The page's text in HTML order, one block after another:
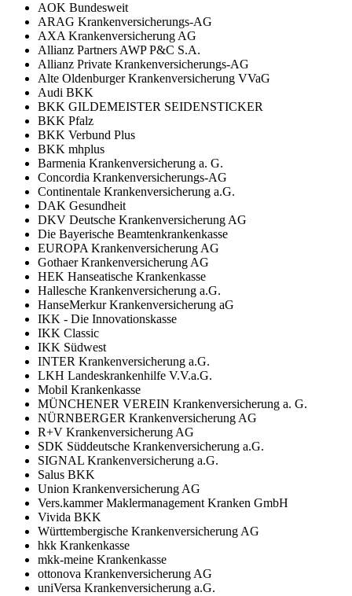
AOK Bundesweit
ARAG Krankenversicherungs-AG
AXA Krankenversicherung AG
Allianz Partners AWP P&C S.A.
Allianz Private Krankenversicherungs-AG
Alte Oldenburger Krankenversicherung VVaG
Audi BKK
BKK GILDEMEISTER SEIDENSTICKER
BKK Pfalz
BKK Verbund Plus
BKK mhplus
Barmenia Krankenversicherung a. G.
Concordia Krankenversicherungs-AG
Continentale Krankenversicherung a.G.
DAK Gesundheit
DKV Deutsche Krankenversicherung AG
Die Bayerische Beamtenkrankenkasse
EUROPA Krankenversicherung AG
Gothaer Krankenversicherung AG
HEK Hanseatische Krankenkasse
Hallesche Krankenversicherung a.G.
HanseMerkur Krankenversicherung aG
IKK - Die Innovationskasse
IKK Classic
IKK Südwest
INTER Krankenversicherung a.G.
LKH Landeskrankenhilfe V.V.a.G.
Mobil Krankenkasse
MÜNCHENER VEREIN Krankenversicherung a. G.
NÜRNBERGER Krankenversicherung AG
R+V Krankenversicherung AG
SDK Süddeutsche Krankenversicherung a.G.
SIGNAL Krankenversicherung a.G.
Salus BKK
Union Krankenversicherung AG
Vers.kammer Maklermanagement Kranken GmbH
Vivida BKK
Württembergische Krankenversicherung AG
hkk Krankenkasse
mkk-meine Krankenkasse
ottonova Krankenversicherung AG
uniVersa Krankenversicherung a.G.